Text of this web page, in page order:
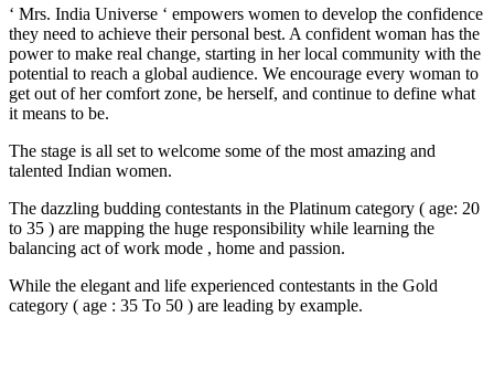
‘ Mrs. India Universe ‘ empowers women to develop the confidence
they need to achieve their personal best. A confident woman has the
power to make real change, starting in her local community with the
potential to reach a global audience. We encourage every woman to
get out of her comfort zone, be herself, and continue to define what
it means to be.
The stage is all set to welcome some of the most amazing and
talented Indian women.
The dazzling budding contestants in the Platinum category ( age: 20
to 35 ) are mapping the huge responsibility while learning the
balancing act of work mode , home and passion.
While the elegant and life experienced contestants in the Gold
category ( age : 35 To 50 ) are leading by example.